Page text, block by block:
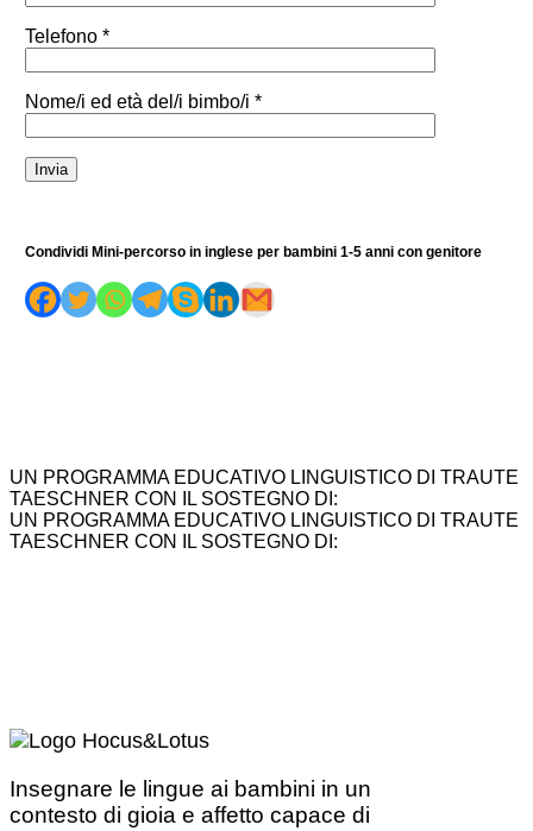
Telefono *
Nome/i ed età del/i bimbo/i *
Condividi Mini-percorso in inglese per bambini 1-5 anni con genitore
UN PROGRAMMA EDUCATIVO LINGUISTICO DI TRAUTE
TAESCHNER CON IL SOSTEGNO DI:
UN PROGRAMMA EDUCATIVO LINGUISTICO DI TRAUTE
TAESCHNER CON IL SOSTEGNO DI:
Insegnare le lingue ai bambini in un
contesto di gioia e affetto capace di